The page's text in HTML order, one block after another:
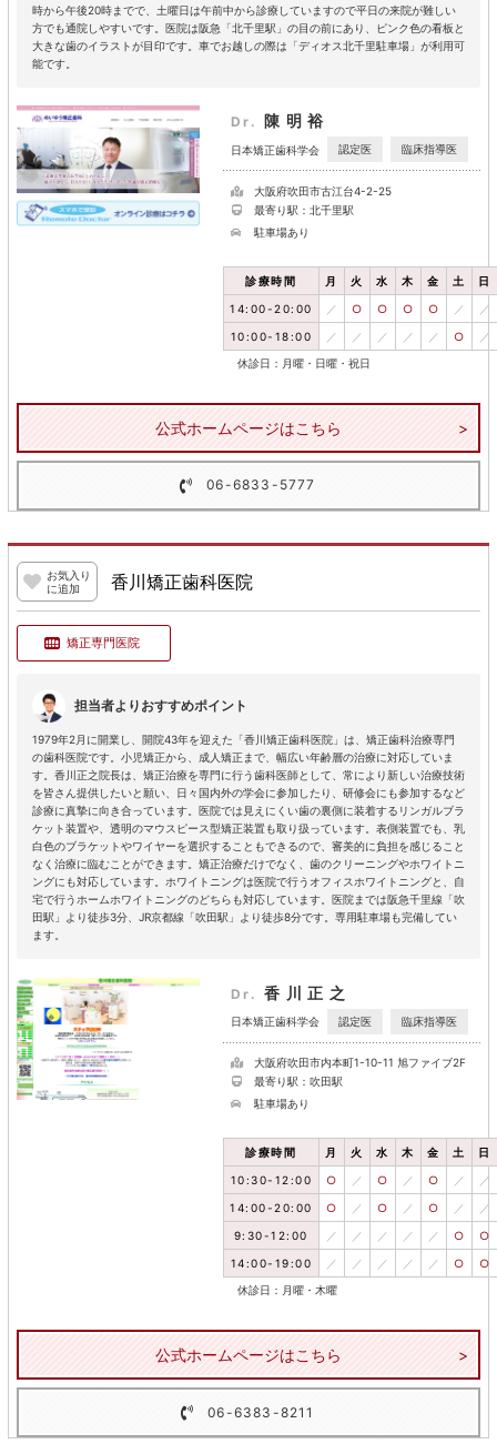
時から午後20時までで、土曜日は午前中から診療していますので平日の来院が難しい
方でも通院しやすいです。医院は阪急「北千里駅」の目の前にあり、ピンク色の看板と
大きな歯のイラストが目印です。車でお越しの際は「ディオス北千里駐車場」が利用可
能です。
Dr. 陳明裕
日本矯正歯科学会 認定医 臨床指導医
大阪府吹田市古江台4-2-25
最寄り駅：北千里駅
駐車場あり
診療時間 月 火 水 木 金 土 日
14:00-20:00 ／ ○ ○ ○ ○ ／ ／
10:00-18:00 ／ ／ ／ ／ ／ ○ ／
休診日：月曜・日曜・祝日
公式ホームページはこちら
06-6833-5777
お気入り
に追加
香川矯正歯科医院
矯正専門医院
担当者よりおすすめポイント
1979年2月に開業し、開院43年を迎えた「香川矯正歯科医院」は、矯正歯科治療専門
の歯科医院です。小児矯正から、成人矯正まで、幅広い年齢層の治療に対応していま
す。香川正之院長は、矯正治療を専門に行う歯科医師として、常により新しい治療技術
を皆さん提供したいと願い、日々国内外の学会に参加したり、研修会にも参加するなど
診療に真摯に向き合っています。医院では見えにくい歯の裏側に装着するリンガルブラ
ケット装置や、透明のマウスピース型矯正装置も取り扱っています。表側装置でも、乳
白色のブラケットやワイヤーを選択することもできるので、審美的に負担を感じること
なく治療に臨むことができます。矯正治療だけでなく、歯のクリーニングやホワイトニ
ングにも対応しています。ホワイトニングは医院で行うオフィスホワイトニングと、自
宅で行うホームホワイトニングのどちらも対応しています。医院までは阪急千里線「吹
田駅」より徒歩3分、JR京都線「吹田駅」より徒歩8分です。専用駐車場も完備してい
ます。
Dr. 香川正之
日本矯正歯科学会 認定医 臨床指導医
大阪府吹田市内本町1-10-11 旭ファイブ2F
最寄り駅：吹田駅
駐車場あり
診療時間 月 火 水 木 金 土 日
10:30-12:00 ○ ／ ○ ／ ○ ／ ／
14:00-20:00 ○ ／ ○ ／ ○ ／ ／
9:30-12:00 ／ ／ ／ ／ ／ ○ ○
14:00-19:00 ／ ／ ／ ／ ／ ○ ○
休診日：月曜・木曜
公式ホームページはこちら
06-6383-8211